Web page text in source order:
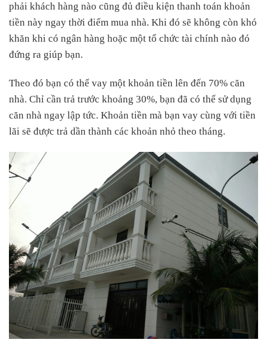
phải khách hàng nào cũng đủ điều kiện thanh toán khoản
tiền này ngay thời điểm mua nhà. Khi đó sẽ không còn khó
khăn khi có ngân hàng hoặc một tổ chức tài chính nào đó
đứng ra giúp bạn.
Theo đó bạn có thể vay một khoản tiền lên đến 70% căn
nhà. Chỉ cần trả trước khoảng 30%, bạn đã có thể sử dụng
căn nhà ngay lập tức. Khoản tiền mà bạn vay cùng với tiền
lãi sẽ được trả dần thành các khoản nhỏ theo tháng.